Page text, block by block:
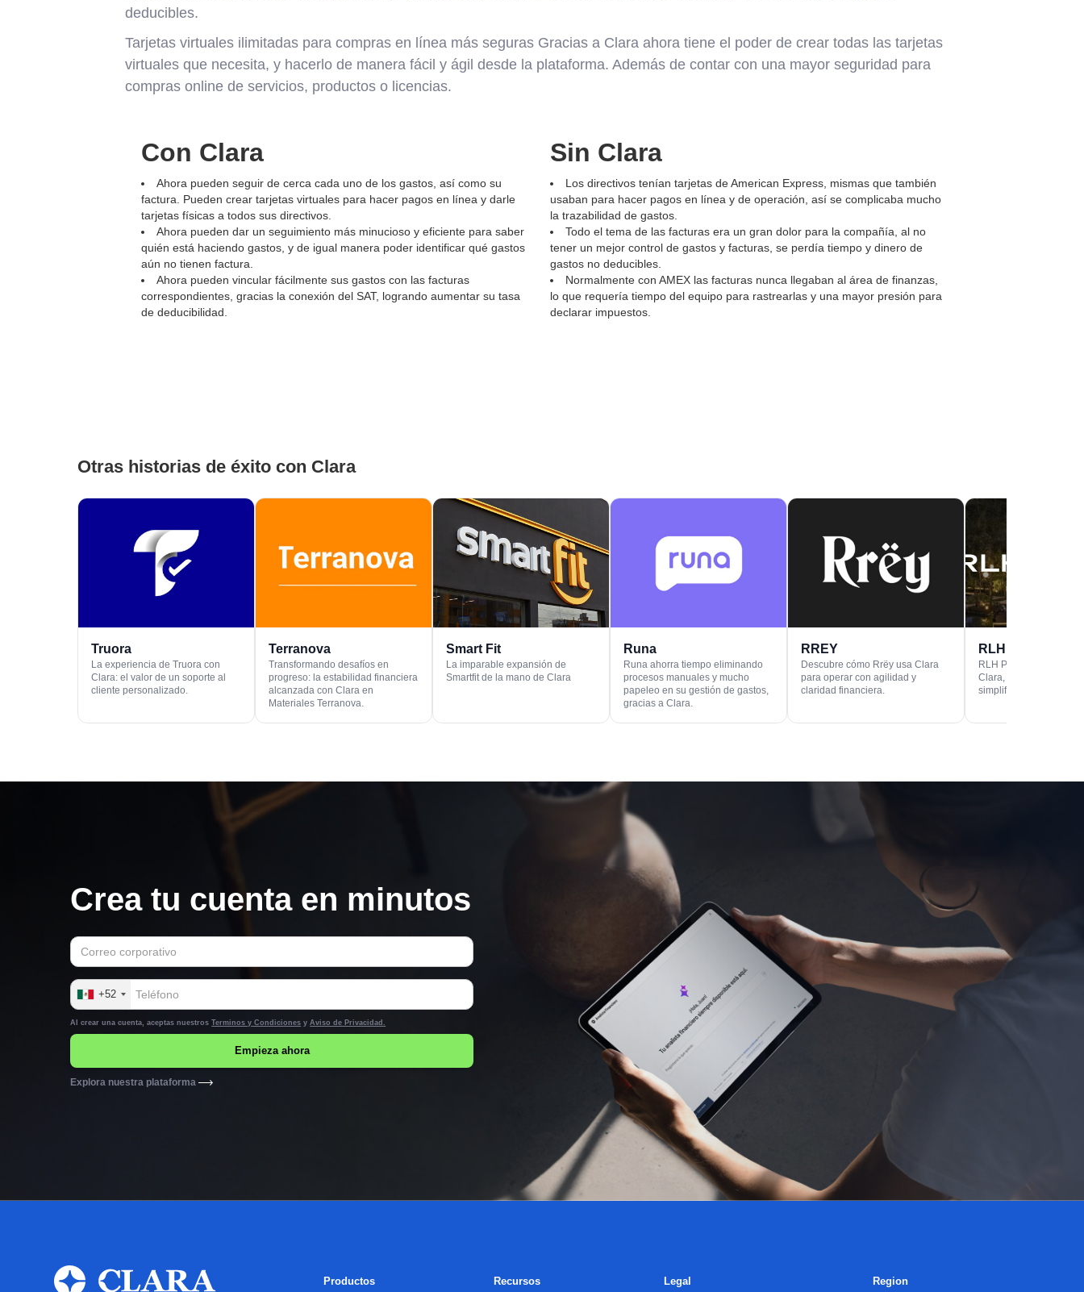
deducibles.
Tarjetas virtuales ilimitadas para compras en línea más seguras Gracias a Clara ahora tiene el poder de crear todas las tarjetas
virtuales que necesita, y hacerlo de manera fácil y ágil desde la plataforma. Además de contar con una mayor seguridad para
compras online de servicios, productos o licencias.
Con Clara
Ahora pueden seguir de cerca cada uno de los gastos, así como su
factura. Pueden crear tarjetas virtuales para hacer pagos en línea y darle
tarjetas físicas a todos sus directivos.
Ahora pueden dar un seguimiento más minucioso y eficiente para saber
quién está haciendo gastos, y de igual manera poder identificar qué gastos
aún no tienen factura.
Ahora pueden vincular fácilmente sus gastos con las facturas
correspondientes, gracias la conexión del SAT, logrando aumentar su tasa
de deducibilidad.
Sin Clara
Los directivos tenían tarjetas de American Express, mismas que también
usaban para hacer pagos en línea y de operación, así se complicaba mucho
la trazabilidad de gastos.
Todo el tema de las facturas era un gran dolor para la compañía, al no
tener un mejor control de gastos y facturas, se perdía tiempo y dinero de
gastos no deducibles.
Normalmente con AMEX las facturas nunca llegaban al área de finanzas,
lo que requería tiempo del equipo para rastrearlas y una mayor presión para
declarar impuestos.
Otras historias de éxito con Clara
Truora
La experiencia de Truora con
Clara: el valor de un soporte al
cliente personalizado.
Terranova
Transformando desafíos en
progreso: la estabilidad financiera
alcanzada con Clara en
Materiales Terranova.
Smart Fit
La imparable expansión de
Smartfit de la mano de Clara
Runa
Runa ahorra tiempo eliminando
procesos manuales y mucho
papeleo en su gestión de gastos,
gracias a Clara.
RREY
Descubre cómo Rrëy usa Clara
para operar con agilidad y
claridad financiera.
RLH Properties
RLH Properties
Clara, la mejor forma
simplificar sus finanzas.
Crea tu cuenta en minutos
+52
Al crear una cuenta, aceptas nuestrosTerminos y Condiciones yAviso de Privacidad.
Explora nuestra plataforma
Productos Recursos Legal Region